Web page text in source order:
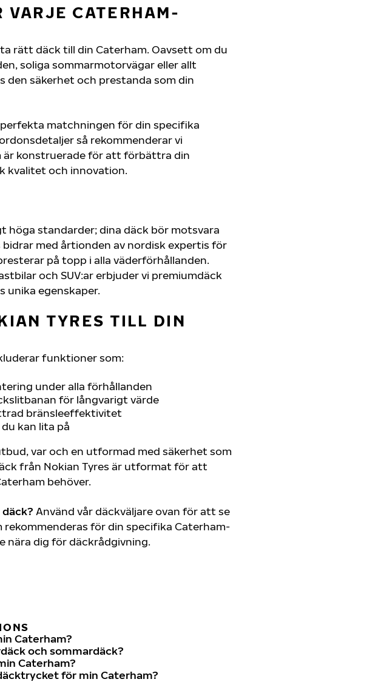
VARJE CATERHAM-
rätt däck till din Caterham. Oavsett om du
soliga sommarmotorvägar eller allt
den säkerhet och prestanda som din
matchningen för din specifika
så rekommenderar vi
är konstruerade för att förbättra din
kvalitet och innovation.
höga standarder; dina däck bör motsvara
med årtionden av nordisk expertis för
på topp i alla väderförhållanden.
och SUV:ar erbjuder vi premiumdäck
egenskaper.
TYRES TILL DIN
funktioner som:
under alla förhållanden
för långvarigt värde
bränsleeffektivitet
kan lita på
var och en utformad med säkerhet som
från Nokian Tyres är utformat för att
behöver.
Använd vår däckväljare ovan för att se
för din specifika Caterham-
nära dig för däckrådgivning.
Caterham?
och sommardäck?
Caterham?
för min Caterham?